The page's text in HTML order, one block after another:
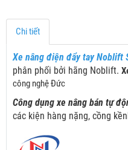
Chi tiết
Xe nâng điện đẩy tay Noblift
phân phối bởi hãng Noblift.
công nghệ Đức
Công dụng xe nâng bán tự
các kiện hàng nặng, cồng